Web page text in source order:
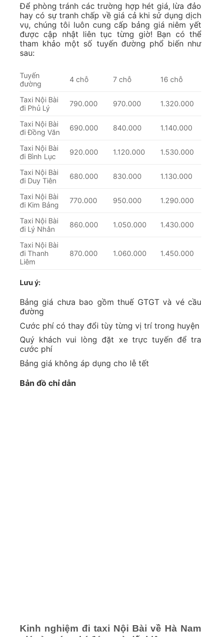
Để phòng tránh các trường hợp hét giá, lừa đảo
hay có sự tranh chấp về giá cả khi sử dụng dịch
vụ, chúng tôi luôn cung cấp bảng giá niêm yết
được cập nhật liên tục từng giờ! Bạn có thể
tham khảo một số tuyến đường phổ biến như
sau:
Tuyến
đường
4 chỗ 7 chỗ 16 chỗ
Taxi Nội Bài
đi Phủ Lý
790.000 970.000 1.320.000
Taxi Nội Bài
đi Đồng Văn
690.000 840.000 1.140.000
Taxi Nội Bài
đi Bình Lục
920.000 1.120.000 1.530.000
Taxi Nội Bài
đi Duy Tiên
680.000 830.000 1.130.000
Taxi Nội Bài
đi Kim Bảng
770.000 950.000 1.290.000
Taxi Nội Bài
đi Lý Nhân
860.000 1.050.000 1.430.000
Taxi Nội Bài
đi Thanh
Liêm
870.000 1.060.000 1.450.000
Lưu ý:
Bảng giá chưa bao gồm thuế GTGT và vé cầu
đường
Cước phí có thay đổi tùy từng vị trí trong huyện
Quý khách vui lòng đặt xe trực tuyến để tra
cước phí
Bảng giá không áp dụng cho lễ tết
Bản đồ chỉ dẫn
Kinh nghiệm đi taxi Nội Bài về Hà Nam